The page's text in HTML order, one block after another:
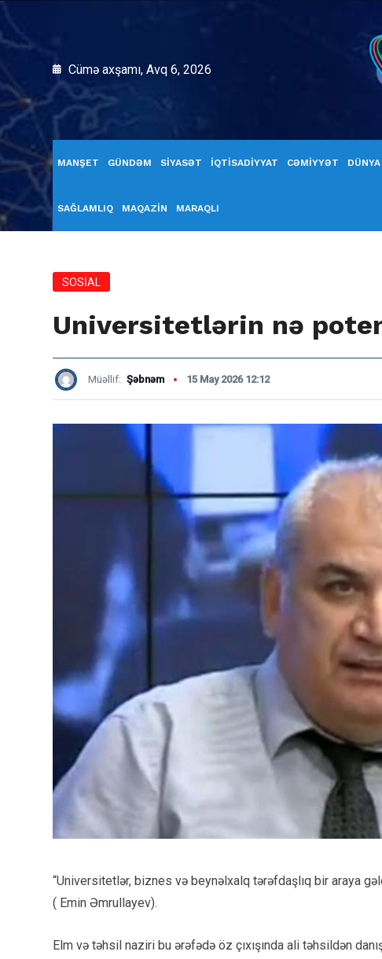
Cümə axşamı, Avq 6, 2026
MANŞET GÜNDƏM SİYASƏT İQTİSADİYYAT CƏMİYYƏT DÜNYA
SAĞLAMLIQ MAQAZİN MARAQLI
SOSİAL
Universitetlərin nə
Müəllif: Şəbnəm 15 May 2026 12:12
“Universitetlər, biznes və beynəlxalq tərəfdaşlıq bir araya
( Emin Əmrullayev).
Elm və təhsil naziri bu ərəfədə öz çıxışında ali təhsildən